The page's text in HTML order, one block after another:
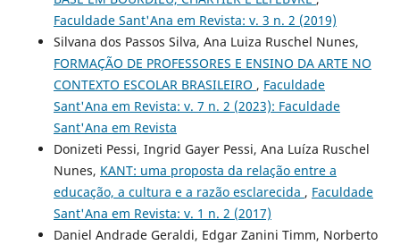
Faculdade Sant'Ana em Revista: v. 3 n. 2 (2019)
Silvana dos Passos Silva, Ana Luiza Ruschel Nunes,
FORMAÇÃO DE PROFESSORES E ENSINO DA ARTE NO
CONTEXTO ESCOLAR BRASILEIRO , Faculdade
Sant'Ana em Revista: v. 7 n. 2 (2023): Faculdade
Sant'Ana em Revista
Donizeti Pessi, Ingrid Gayer Pessi, Ana Luíza Ruschel
Nunes, KANT: uma proposta da relação entre a
educação, a cultura e a razão esclarecida , Faculdade
Sant'Ana em Revista: v. 1 n. 2 (2017)
Daniel Andrade Geraldi, Edgar Zanini Timm, Norberto